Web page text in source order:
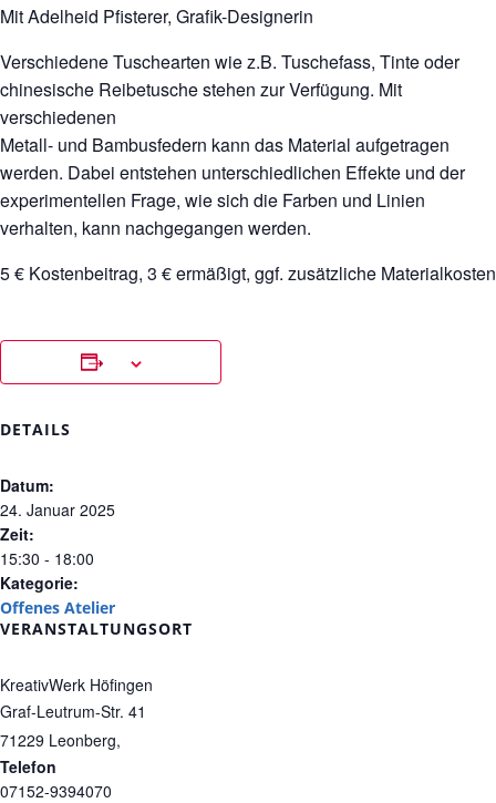
Mit Adelheid Pfisterer, Grafik-Designerin
Verschiedene Tuschearten wie z.B. Tuschefass, Tinte oder
chinesische Reibetusche stehen zur Verfügung. Mit
verschiedenen
Metall- und Bambusfedern kann das Material aufgetragen
werden. Dabei entstehen unterschiedlichen Effekte und der
experimentellen Frage, wie sich die Farben und Linien
verhalten, kann nachgegangen werden.
5 € Kostenbeitrag, 3 € ermäßigt, ggf. zusätzliche Materialkosten
DETAILS
Datum:
24. Januar 2025
Zeit:
15:30 - 18:00
Kategorie:
Offenes Atelier
VERANSTALTUNGSORT
KreativWerk Höfingen
Graf-Leutrum-Str. 41
71229 Leonberg,
Telefon
07152-9394070